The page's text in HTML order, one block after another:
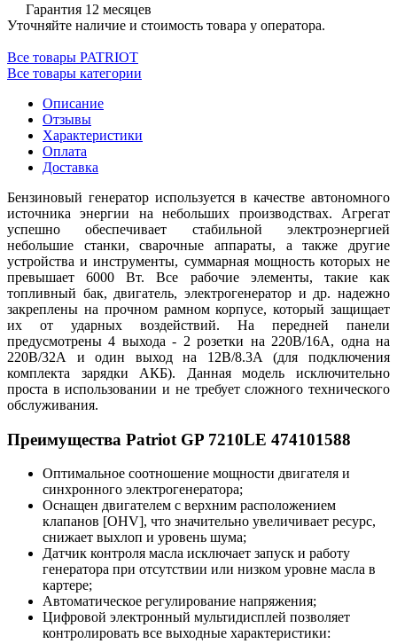
Гарантия 12 месяцев
Уточняйте наличие и стоимость товара у оператора.
Все товары PATRIOT
Все товары категории
Описание
Отзывы
Характеристики
Оплата
Доставка
Бензиновый генератор используется в качестве автономного
источника энергии на небольших производствах. Агрегат
успешно обеспечивает стабильной электроэнергией
небольшие станки, сварочные аппараты, а также другие
устройства и инструменты, суммарная мощность которых не
превышает 6000 Вт. Все рабочие элементы, такие как
топливный бак, двигатель, электрогенератор и др. надежно
закреплены на прочном рамном корпусе, который защищает
их от ударных воздействий. На передней панели
предусмотрены 4 выхода - 2 розетки на 220В/16А, одна на
220В/32А и один выход на 12В/8.3А (для подключения
комплекта зарядки АКБ). Данная модель исключительно
проста в использовании и не требует сложного технического
обслуживания.
Преимущества Patriot GP 7210LE 474101588
Оптимальное соотношение мощности двигателя и
синхронного электрогенератора;
Оснащен двигателем с верхним расположением
клапанов [OHV], что значительно увеличивает ресурс,
снижает выхлоп и уровень шума;
Датчик контроля масла исключает запуск и работу
генератора при отсутствии или низком уровне масла в
картере;
Автоматическое регулирование напряжения;
Цифровой электронный мультидисплей позволяет
контролировать все выходные характеристики: